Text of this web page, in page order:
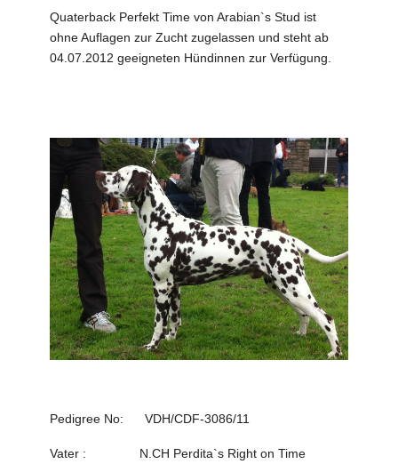
Quaterback Perfekt Time von Arabian`s Stud ist
ohne Auflagen zur Zucht zugelassen und steht ab
04.07.2012 geeigneten Hündinnen zur Verfügung.
Pedigree No: VDH/CDF-3086/11
Vater : N.CH Perdita`s Right on Time